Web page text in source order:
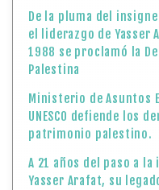
De la pluma del
el liderazgo de Yasser
1988 se proclamó la
Palestina
Ministerio de Asuntos
UNESCO defiende los
patrimonio palestino.
A 21 años del paso a
Yasser Arafat, su